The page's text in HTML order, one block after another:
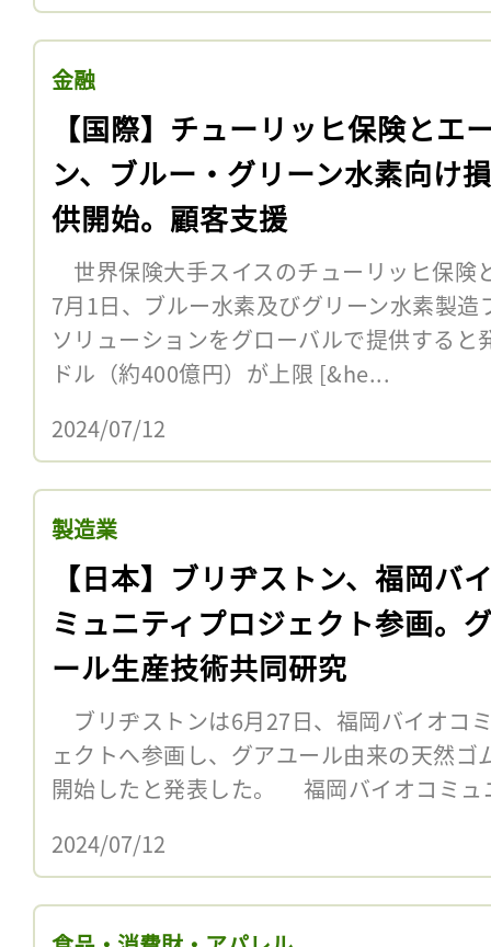
金融
【国際】チューリッヒ保険とエ
ン、ブルー・グリーン水素向け
供開始。顧客支援
世界保険大手スイスのチューリッヒ保険
7月1日、ブルー水素及びグリーン水素製
ソリューションをグローバルで提供する
ドル（約400億円）が上限 [&he...
2024/07/12
製造業
【日本】ブリヂストン、福岡バ
ミュニティプロジェクト参画。
ール生産技術共同研究
ブリヂストンは6月27日、福岡バイオコ
ェクトへ参画し、グアユール由来の天然
開始したと発表した。 福岡バイオコミュ
2024/07/12